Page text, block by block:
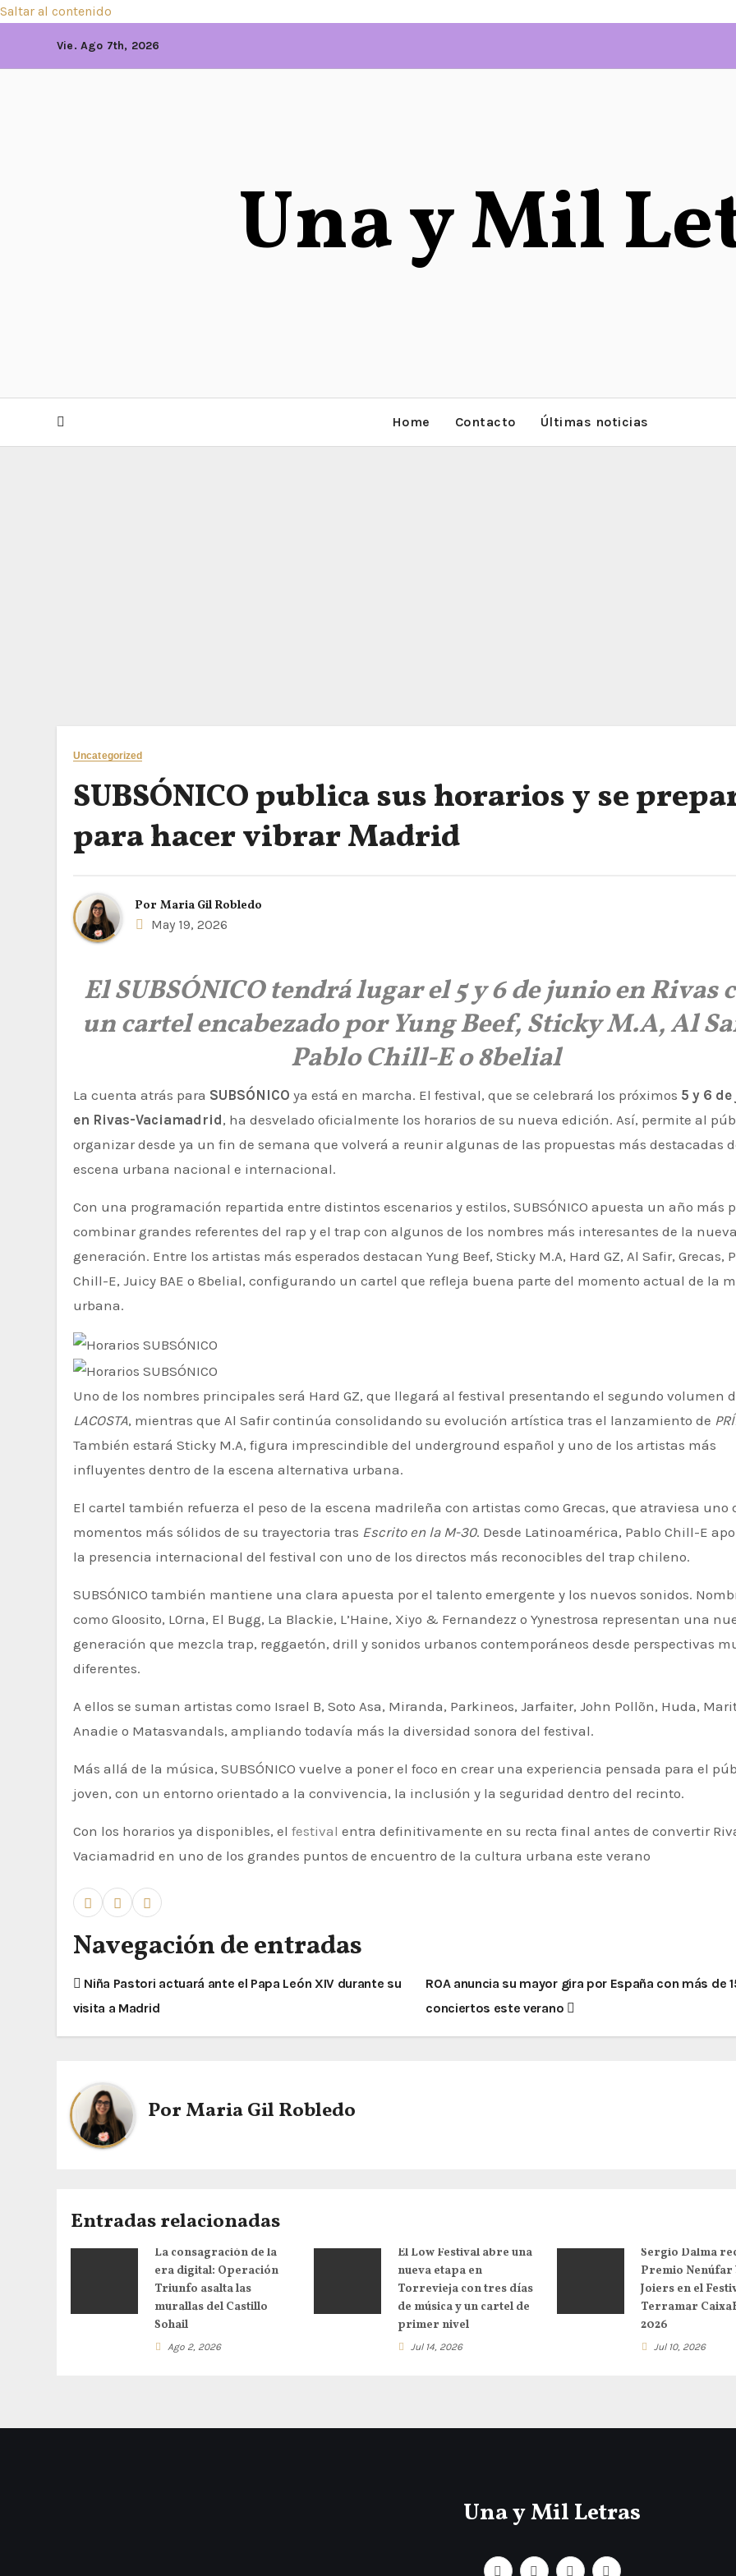
Saltar al contenido
Vie. Ago 7th, 2026
Una y Mil
Home Contacto Últimas noticias
Uncategorized
SUBSÓNICO publica sus horarios y se
para hacer vibrar Madrid
Por Maria Gil Robledo
May 19, 2026
El SUBSÓNICO tendrá lugar el 5 y 6 de junio en Rivas
un cartel encabezado por Yung Beef, Sticky M.A, Al
Pablo Chill-E o 8belial
La cuenta atrás para SUBSÓNICO ya está en marcha. El festival, que se celebrará los próximos 5 y 6
en Rivas-Vaciamadrid, ha desvelado oficialmente los horarios de su nueva edición. Así, permite al
organizar desde ya un fin de semana que volverá a reunir algunas de las propuestas más destacadas
escena urbana nacional e internacional.
Con una programación repartida entre distintos escenarios y estilos, SUBSÓNICO apuesta un año más
combinar grandes referentes del rap y el trap con algunos de los nombres más interesantes de la
generación. Entre los artistas más esperados destacan Yung Beef, Sticky M.A, Hard GZ, Al Safir, Grecas,
Chill-E, Juicy BAE o 8belial, configurando un cartel que refleja buena parte del momento actual de la
urbana.
Uno de los nombres principales será Hard GZ, que llegará al festival presentando el segundo volumen
LACOSTA, mientras que Al Safir continúa consolidando su evolución artística tras el lanzamiento de
También estará Sticky M.A, figura imprescindible del underground español y uno de los artistas más
influyentes dentro de la escena alternativa urbana.
El cartel también refuerza el peso de la escena madrileña con artistas como Grecas, que atraviesa uno
momentos más sólidos de su trayectoria tras Escrito en la M-30. Desde Latinoamérica, Pablo Chill-E
la presencia internacional del festival con uno de los directos más reconocibles del trap chileno.
SUBSÓNICO también mantiene una clara apuesta por el talento emergente y los nuevos sonidos.
como Gloosito, L0rna, El Bugg, La Blackie, L’Haine, Xiyo & Fernandezz o Yynestrosa representan una
generación que mezcla trap, reggaetón, drill y sonidos urbanos contemporáneos desde perspectivas
diferentes.
A ellos se suman artistas como Israel B, Soto Asa, Miranda, Parkineos, Jarfaiter, John Pollõn, Huda, Maritune,
Anadie o Matasvandals, ampliando todavía más la diversidad sonora del festival.
Más allá de la música, SUBSÓNICO vuelve a poner el foco en crear una experiencia pensada para el
joven, con un entorno orientado a la convivencia, la inclusión y la seguridad dentro del recinto.
Con los horarios ya disponibles, el festival entra definitivamente en su recta final antes de convertir
Vaciamadrid en uno de los grandes puntos de encuentro de la cultura urbana este verano
Navegación de entradas
Niña Pastori actuará ante el Papa León XIV durante su
visita a Madrid
ROA anuncia su mayor gira por España con más de
conciertos este verano
PorMaria Gil Robledo
Entradas relacionadas
La consagración de la
era digital: Operación
Triunfo asalta las
murallas del Castillo
Sohail
Ago 2, 2026
El Low Festival abre una
nueva etapa en
Torrevieja con tres días
de música y un cartel de
primer nivel
Jul 14, 2026
Sergio Dalma
Premio Nenúfar
Joiers en el
Terramar
2026
Jul 10, 2026
Una y Mil Letras